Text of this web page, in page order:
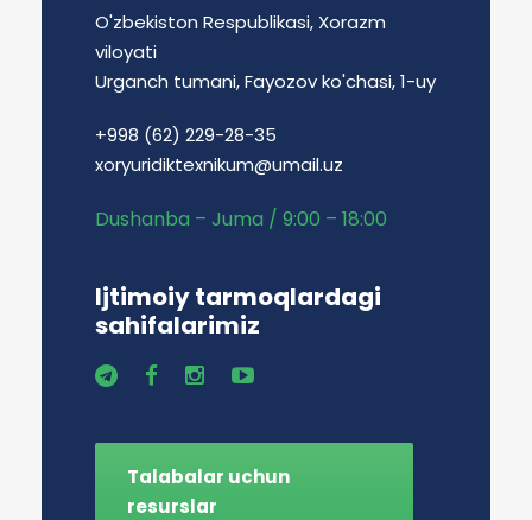
O'zbekiston Respublikasi, Xorazm
viloyati
Urganch tumani, Fayozov ko'chasi, 1-uy
+998 (62) 229-28-35
xoryuridiktexnikum@umail.uz
Dushanba – Juma / 9:00 – 18:00
Ijtimoiy tarmoqlardagi
sahifalarimiz
Talabalar uchun
resurslar